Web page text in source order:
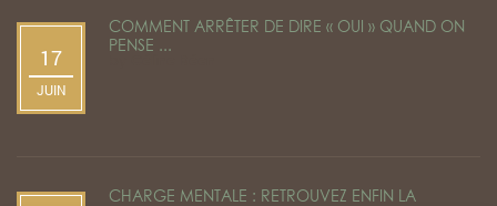
17
JUIN
COMMENT ARRÊTER DE DIRE « OUI » QUAND ON
PENSE ...
CHARGE MENTALE : RETROUVEZ ENFIN LA